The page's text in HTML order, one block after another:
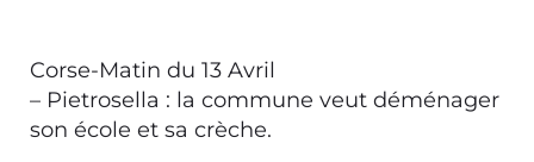
Corse-Matin du 13 Avril
– Pietrosella : la commune veut déménager
son école et sa crèche.